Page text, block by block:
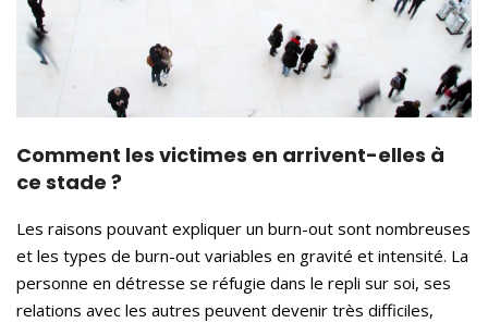
Comment les victimes en arrivent-elles à
ce stade ?
Les raisons pouvant expliquer un burn-out sont nombreuses
et les types de burn-out variables en gravité et intensité. La
personne en détresse se réfugie dans le repli sur soi, ses
relations avec les autres peuvent devenir très difficiles,